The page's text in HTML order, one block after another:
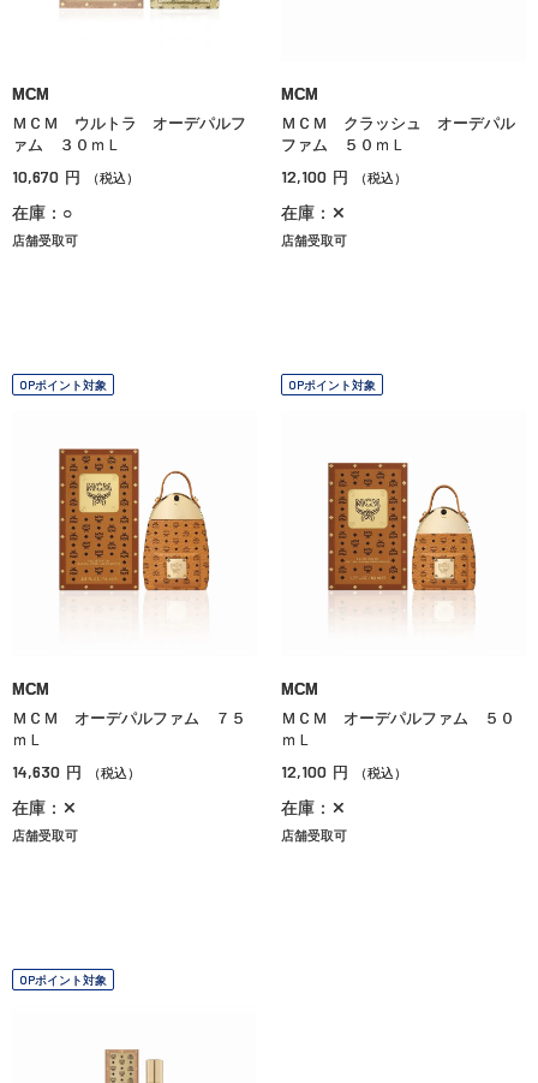
MCM
ＭＣＭ ウルトラ オーデパルフ
ァム ３０ｍＬ
10,670 円 （税込）
在庫：○
店舗受取可
MCM
ＭＣＭ クラッシュ オーデパル
ファム ５０ｍＬ
12,100 円 （税込）
在庫：✕
店舗受取可
OPポイント対象
MCM
ＭＣＭ オーデパルファム ７５
ｍＬ
14,630 円 （税込）
在庫：✕
店舗受取可
OPポイント対象
MCM
ＭＣＭ オーデパルファム ５０
ｍＬ
12,100 円 （税込）
在庫：✕
店舗受取可
OPポイント対象